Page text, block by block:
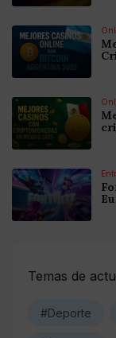
Temas de
#Deporte